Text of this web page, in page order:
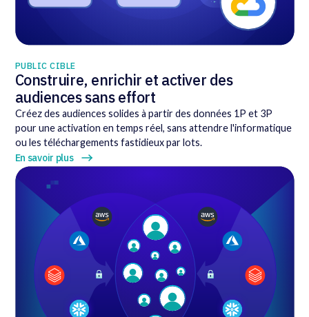
PUBLIC CIBLE
Construire, enrichir et activer des
audiences sans effort
Créez des audiences solides à partir des données 1P et 3P
pour une activation en temps réel, sans attendre l'informatique
ou les téléchargements fastidieux par lots.
En savoir plus